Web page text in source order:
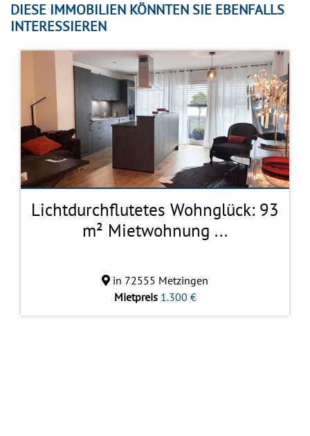
DIESE IMMOBILIEN KÖNNTEN SIE EBENFALLS
INTERESSIEREN
Lichtdurchflutetes Wohnglück: 93
m² Mietwohnung ...
in 72555 Metzingen
Mietpreis 1.300 €